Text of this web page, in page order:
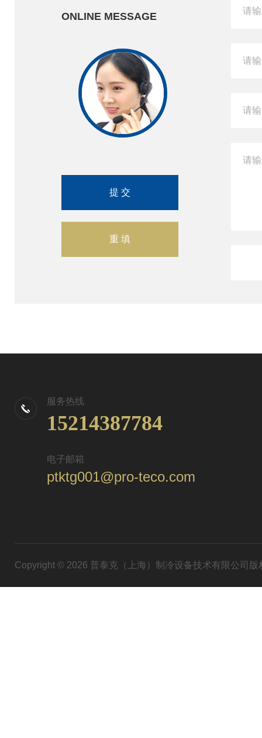
ONLINE MESSAGE
服务热线
15214387784
电子邮箱
ptktg001@pro-teco.com
Copyright © 2026 普泰克（上海）制冷设备技术有限公司版